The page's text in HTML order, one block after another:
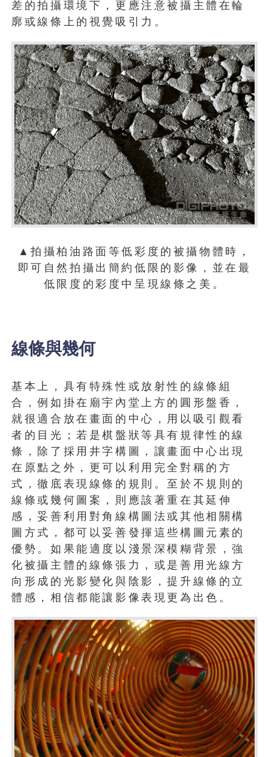
差的拍攝環境下，更應注意被攝主體在輪
廓或線條上的視覺吸引力。
▲拍攝柏油路面等低彩度的被攝物體時，
即可自然拍攝出簡約低限的影像，並在最
低限度的彩度中呈現線條之美。
線條與幾何
基本上，具有特殊性或放射性的線條組
合，例如掛在廟宇內堂上方的圓形盤香，
就很適合放在畫面的中心，用以吸引觀看
者的目光；若是棋盤狀等具有規律性的線
條，除了採用井字構圖，讓畫面中心出現
在原點之外，更可以利用完全對稱的方
式，徹底表現線條的規則。至於不規則的
線條或幾何圖案，則應該著重在其延伸
感，妥善利用對角線構圖法或其他相關構
圖方式，都可以妥善發揮這些構圖元素的
優勢。如果能適度以淺景深模糊背景，強
化被攝主體的線條張力，或是善用光線方
向形成的光影變化與陰影，提升線條的立
體感，相信都能讓影像表現更為出色。